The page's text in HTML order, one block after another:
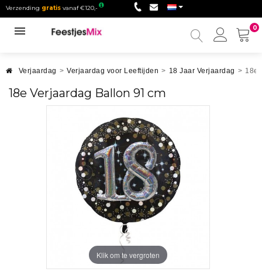
Verzending gratis vanaf €120,-
0
Mijn
Verjaardag > Verjaardag voor Leeftijden > 18 Jaar Verjaardag > 18e
18e Verjaardag Ballon 91 cm
Klik om te vergroten